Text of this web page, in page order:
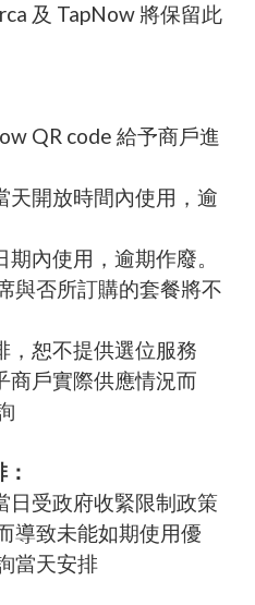
及 TapNow 將保留此
QR code 給予商戶進
天開放時間內使用，逾
內使用，逾期作廢。
與否所訂購的套餐將不
，恕不提供選位服務
商戶實際供應情況而
日受政府收緊限制政策
導致未能如期使用優
當天安排